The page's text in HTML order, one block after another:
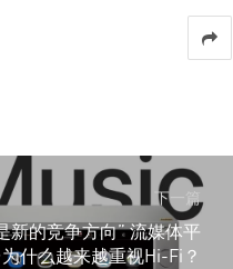
下一篇
新的竞争方向” 流媒体平
什么越来越重视Hi-Fi？